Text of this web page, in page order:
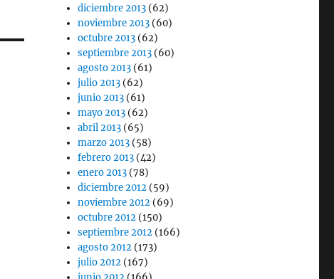
diciembre 2013 (62)
noviembre 2013 (60)
octubre 2013 (62)
septiembre 2013 (60)
agosto 2013 (61)
julio 2013 (62)
junio 2013 (61)
mayo 2013 (62)
abril 2013 (65)
marzo 2013 (58)
febrero 2013 (42)
enero 2013 (78)
diciembre 2012 (59)
noviembre 2012 (69)
octubre 2012 (150)
septiembre 2012 (166)
agosto 2012 (173)
julio 2012 (167)